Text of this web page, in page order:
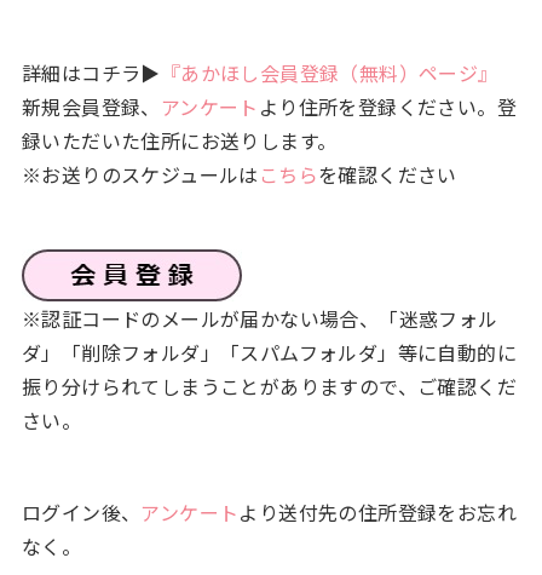
詳細はコチラ▶ 『あかほし会員登録（無料）ページ』
新規会員登録、 アンケート より住所を登録ください。登
録いただいた住所にお送りします。
※お送りのスケジュールは こちらを確認ください
※認証コードのメールが届かない場合、「迷惑フォル
ダ」「削除フォルダ」「スパムフォルダ」等に自動的に
振り分けられてしまうことがありますので、ご確認くだ
さい。
ログイン後、 アンケートより送付先の住所登録をお忘れ
なく。